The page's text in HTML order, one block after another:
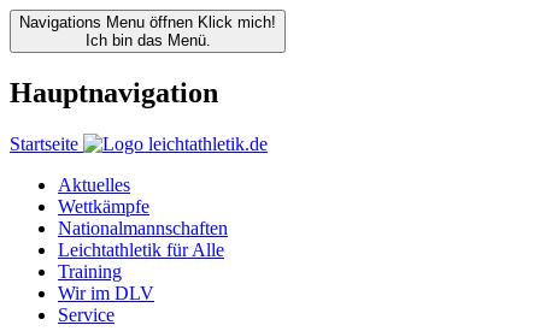
Navigations Menu öffnen Klick mich!
Ich bin das Menü.
Hauptnavigation
Startseite
Aktuelles
Wettkämpfe
Nationalmannschaften
Leichtathletik für Alle
Training
Wir im DLV
Service